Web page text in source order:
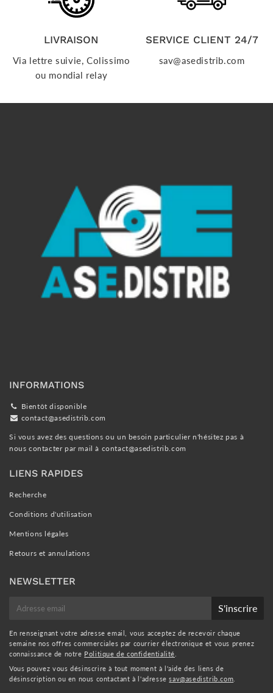
LIVRAISON
Via lettre suivie, Colissimo
ou mondial relay
SERVICE CLIENT 24/7
sav@asedistrib.com
INFORMATIONS
Bientôt disponible
contact@asedistrib.com
Si vous avez des questions ou un besoin particulier n'hésitez pas à
nous contacter par mail à contact@asedistrib.com
LIENS RAPIDES
Recherche
Conditions d'utilisation
Mentions légales
Retours et annulations
NEWSLETTER
mail
S'inscrire
En renseignant votre adresse email, vous acceptez de recevoir chaque
semaine nos offres commerciales par courrier électronique et vous prenez
connaissance de notre Politique de confidentialité
Vous pouvez vous désinscrire à tout moment à l'aide des liens de
désinscription ou en nous contactant à l'adressesav@asedistrib.com